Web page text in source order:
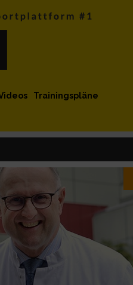
Trainingspläne